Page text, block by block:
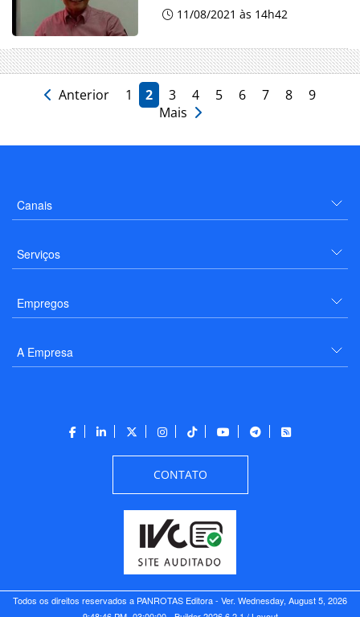
11/08/2021 às 14h42
Anterior 1 2 3 4 5 6 7 8
9
Mais
Canais
Serviços
Empregos
A Empresa
CONTATO
Todos os direitos reservados a PANROTAS Editora - Ver. Wednesday, August 5, 2026